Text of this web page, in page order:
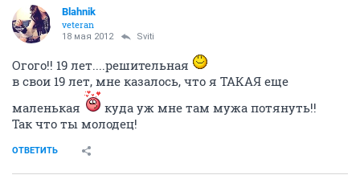
Blahnik
veteran
18 мая 2012 Sviti
Огого!! 19 лет....решительная
в свои 19 лет, мне казалось, что я ТАКАЯ еще
маленькая
куда уж мне там мужа потянуть!!
Так что ты молодец!
ОТВЕТИТЬ